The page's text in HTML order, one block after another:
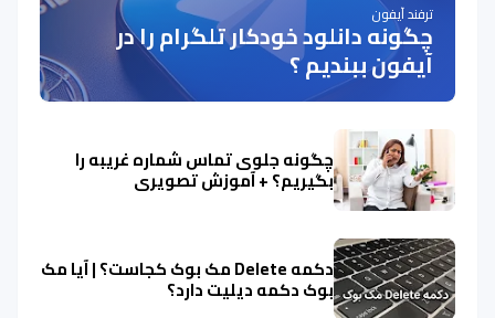
ترفند آیفون
چگونه دانلود خودکار تلگرام را در
آیفون ببندیم ؟
چگونه جلوی تماس شماره غریبه را
بگیریم؟ + آموزش تصویری
دکمه Delete مک بوک کجاست؟ | آیا مک
بوک دکمه دیلیت دارد؟